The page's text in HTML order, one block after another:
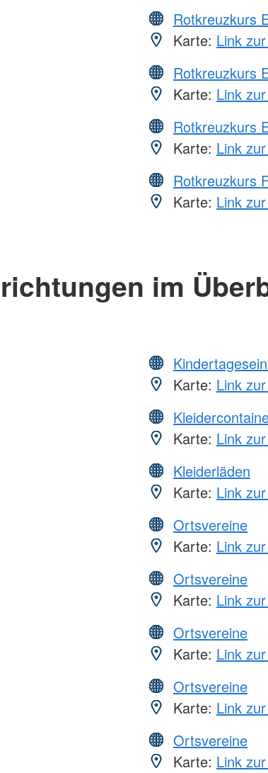
Rotkreuzkurs
Karte: Link
Rotkreuzkurs
Karte: Link
Rotkreuzkurs
Karte: Link
Rotkreuzkurs
Karte: Link
im
Karte: Link
Karte: Link
Kleiderläden
Karte: Link
Ortsvereine
Karte: Link
Ortsvereine
Karte: Link
Ortsvereine
Karte: Link
Ortsvereine
Karte: Link
Ortsvereine
Karte: Link